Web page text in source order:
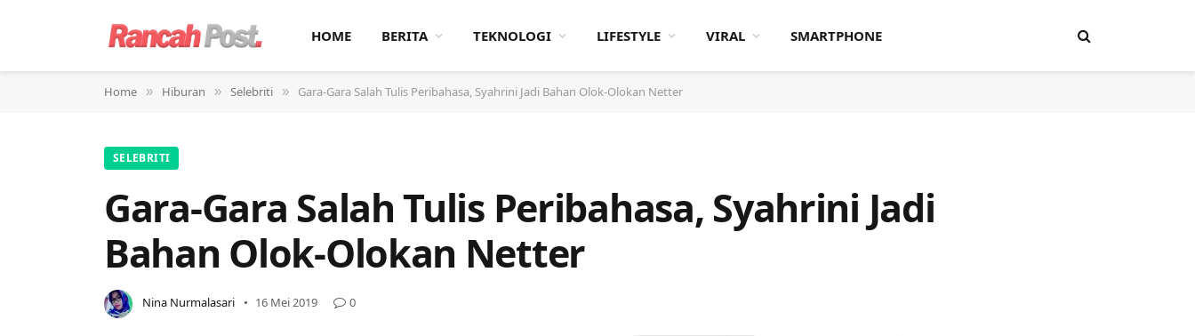
HOME BERITA TEKNOLOGI LIFESTYLE VIRAL SMARTPHONE
Home » Hiburan » Selebriti » Gara-Gara Salah Tulis Peribahasa, Syahrini Jadi Bahan Olok-Olokan Netter
SELEBRITI
Gara-Gara Salah Tulis Peribahasa, Syahrini Jadi
Bahan Olok-Olokan Netter
Nina Nurmalasari 16 Mei 2019 0